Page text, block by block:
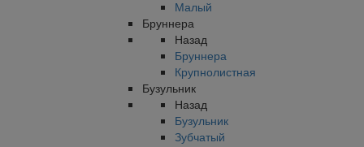
Малый
Бруннера
Назад
Бруннера
Крупнолистная
Бузульник
Назад
Бузульник
Зубчатый